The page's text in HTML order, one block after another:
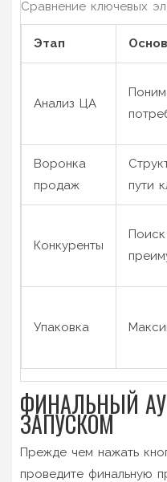
Сравнение ключевых
Этап
Анализ ЦА
Воронка
продаж
пути
Конкуренты
Поиск
Упаковка
ФИНАЛЬНЫЙ
ЗАПУСКОМ
Прежде чем нажать
проведите финальную